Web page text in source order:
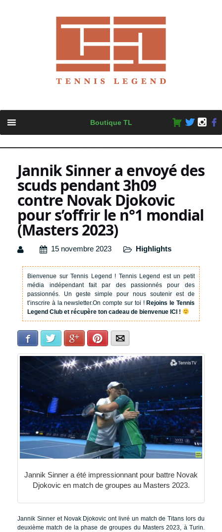
content
Boutique TL
Jannik Sinner a envoyé des
scuds pendant 3h09
contre Novak Djokovic
pour s’offrir le n°1 mondial
(Masters 2023)
15 novembre 2023 Highlights
Bienvenue sur Tennis Legend ! Tennis Legend est un petit
média indépendant fait par des passionnés pour des
passionnés. Un geste simple pour nous soutenir est de
t’inscrire à la newsletter.On compte sur toi !Rejoins le Tennis
Legend Club et récupère ton cadeau de bienvenue ICI !
Facebook Twitter Google+Pinterest
Jannik Sinner a été impressionnant pour battre Novak
Djokovic en match de groupes au Masters 2023.
Jannik Sinner et Novak Djokovic ont livré un match de Titans lors du
deuxième match de la phase de groupes du Masters 2023, à Turin.